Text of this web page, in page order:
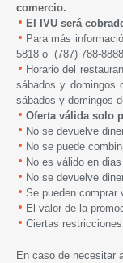
comercio.
El IVU será
Para más
5818 o (787) 788-8888.
Horario del
sábados y domingos
sábados y domingos
Oferta válida solo
No se devuelve
No se puede
No es válido en dias
No se devuelve
Se pueden comprar
El valor de la
Ciertas restricciones
En caso de necesitar